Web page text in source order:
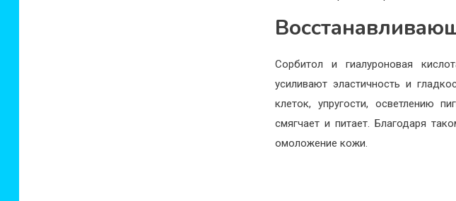
Сорбитол и гиалуроновая
усиливают эластичность и
клеток, упругости, осветлению
смягчает и питает. Благодаря
омоложение кожи.